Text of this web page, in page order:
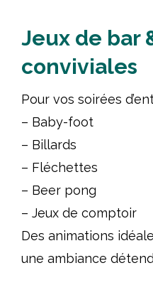
Jeux de bar
conviviales
Pour vos soirées
– Baby-foot
– Billards
– Fléchettes
– Beer pong
– Jeux de comptoir
Des animations
une ambiance